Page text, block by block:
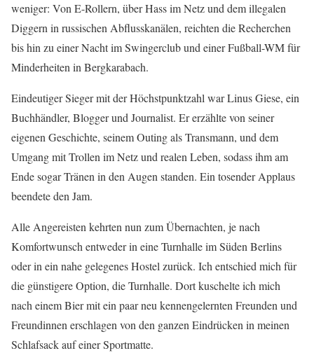
weniger: Von E-Rollern, über Hass im Netz und dem illegalen
Diggern in russischen Abflusskanälen, reichten die Recherchen
bis hin zu einer Nacht im Swingerclub und einer Fußball-WM für
Minderheiten in Bergkarabach.
Eindeutiger Sieger mit der Höchstpunktzahl war Linus Giese, ein
Buchhändler, Blogger und Journalist. Er erzählte von seiner
eigenen Geschichte, seinem Outing als Transmann, und dem
Umgang mit Trollen im Netz und realen Leben, sodass ihm am
Ende sogar Tränen in den Augen standen. Ein tosender Applaus
beendete den Jam.
Alle Angereisten kehrten nun zum Übernachten, je nach
Komfortwunsch entweder in eine Turnhalle im Süden Berlins
oder in ein nahe gelegenes Hostel zurück. Ich entschied mich für
die günstigere Option, die Turnhalle. Dort kuschelte ich mich
nach einem Bier mit ein paar neu kennengelernten Freunden und
Freundinnen erschlagen von den ganzen Eindrücken in meinen
Schlafsack auf einer Sportmatte.